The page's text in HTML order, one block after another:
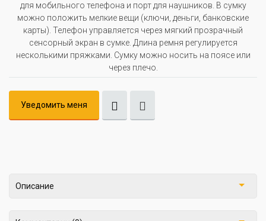
для мобильного телефона и порт для наушников. В сумку
можно положить мелкие вещи (ключи, деньги, банковские
карты). Телефон управляется через мягкий прозрачный
сенсорный экран в сумке. Длина ремня регулируется
несколькими пряжками. Сумку можно носить на поясе или
через плечо.
Уведомить меня
Описание